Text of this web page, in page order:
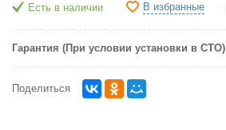
Есть в наличии В избранные
Гарантия (При условии установки в СТО)
Поделиться